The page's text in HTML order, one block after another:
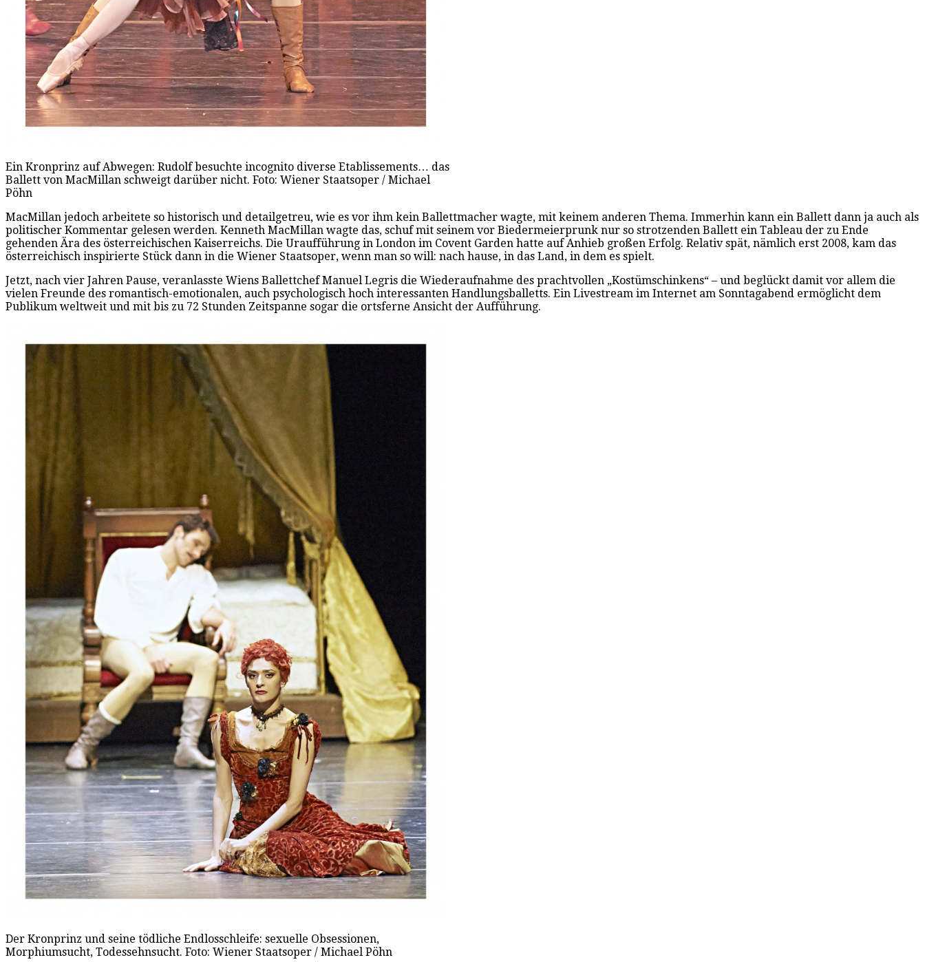
Ein Kronprinz auf Abwegen: Rudolf besuchte incognito diverse Etablissements… das
Ballett von MacMillan schweigt darüber nicht. Foto: Wiener Staatsoper / Michael
Pöhn
MacMillan jedoch arbeitete so historisch und detailgetreu, wie es vor ihm kein Ballettmacher wagte, mit keinem anderen Thema. Immerhin kann ein Ballett dann ja auch als
politischer Kommentar gelesen werden. Kenneth MacMillan wagte das, schuf mit seinem vor Biedermeierprunk nur so strotzenden Ballett ein Tableau der zu Ende
gehenden Ära des österreichischen Kaiserreichs. Die Uraufführung in London im Covent Garden hatte auf Anhieb großen Erfolg. Relativ spät, nämlich erst 2008, kam das
österreichisch inspirierte Stück dann in die Wiener Staatsoper, wenn man so will: nach hause, in das Land, in dem es spielt.
Jetzt, nach vier Jahren Pause, veranlasste Wiens Ballettchef Manuel Legris die Wiederaufnahme des prachtvollen „Kostümschinkens“ – und beglückt damit vor allem die
vielen Freunde des romantisch-emotionalen, auch psychologisch hoch interessanten Handlungsballetts. Ein Livestream im Internet am Sonntagabend ermöglicht dem
Publikum weltweit und mit bis zu 72 Stunden Zeitspanne sogar die ortsferne Ansicht der Aufführung.
Der Kronprinz und seine tödliche Endlosschleife: sexuelle Obsessionen,
Morphiumsucht, Todessehnsucht. Foto: Wiener Staatsoper / Michael Pöhn